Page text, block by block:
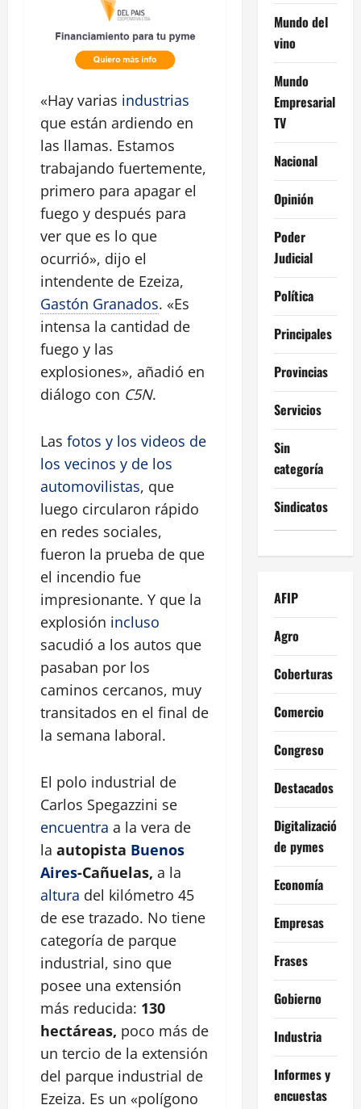
«Hay varias industrias
que están ardiendo en
las llamas. Estamos
trabajando fuertemente,
primero para apagar el
fuego y después para
ver que es lo que
ocurrió», dijo el
intendente de Ezeiza,
Gastón Granados. «Es
intensa la cantidad de
fuego y las
explosiones», añadió en
diálogo con C5N.
Las fotos y los videos de
los vecinos y de los
automovilistas, que
luego circularon rápido
en redes sociales,
fueron la prueba de que
el incendio fue
impresionante. Y que la
explosión incluso
sacudió a los autos que
pasaban por los
caminos cercanos, muy
transitados en el final de
la semana laboral.
El polo industrial de
Carlos Spegazzini se
encuentra a la vera de
la autopista Buenos
Aires-Cañuelas, a la
altura del kilómetro 45
de ese trazado. No tiene
categoría de parque
industrial, sino que
posee una extensión
más reducida: 130
hectáreas, poco más de
un tercio de la extensión
del parque industrial de
Ezeiza. Es un «polígono
Mundo del
vino
Mundo
Empresarial
TV
Nacional
Opinión
Poder
Judicial
Política
Principales
Provincias
Servicios
Sin
categoría
Sindicatos
AFIP
Agro
Coberturas
Comercio
Congreso
Destacados
Digitalización
de pymes
Economía
Empresas
Frases
Gobierno
Industria
Informes y
encuestas